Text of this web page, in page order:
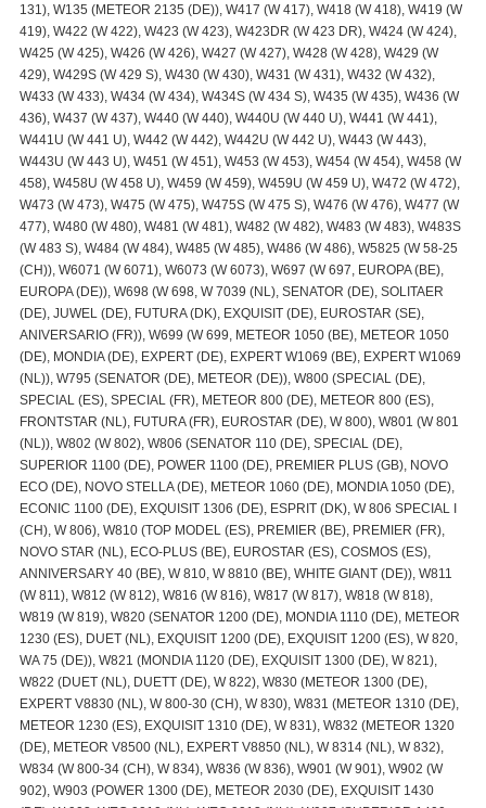
131), W135 (METEOR 2135 (DE)), W417 (W 417), W418 (W 418), W419 (W
419), W422 (W 422), W423 (W 423), W423DR (W 423 DR), W424 (W 424),
W425 (W 425), W426 (W 426), W427 (W 427), W428 (W 428), W429 (W
429), W429S (W 429 S), W430 (W 430), W431 (W 431), W432 (W 432),
W433 (W 433), W434 (W 434), W434S (W 434 S), W435 (W 435), W436 (W
436), W437 (W 437), W440 (W 440), W440U (W 440 U), W441 (W 441),
W441U (W 441 U), W442 (W 442), W442U (W 442 U), W443 (W 443),
W443U (W 443 U), W451 (W 451), W453 (W 453), W454 (W 454), W458 (W
458), W458U (W 458 U), W459 (W 459), W459U (W 459 U), W472 (W 472),
W473 (W 473), W475 (W 475), W475S (W 475 S), W476 (W 476), W477 (W
477), W480 (W 480), W481 (W 481), W482 (W 482), W483 (W 483), W483S
(W 483 S), W484 (W 484), W485 (W 485), W486 (W 486), W5825 (W 58-25
(CH)), W6071 (W 6071), W6073 (W 6073), W697 (W 697, EUROPA (BE),
EUROPA (DE)), W698 (W 698, W 7039 (NL), SENATOR (DE), SOLITAER
(DE), JUWEL (DE), FUTURA (DK), EXQUISIT (DE), EUROSTAR (SE),
ANIVERSARIO (FR)), W699 (W 699, METEOR 1050 (BE), METEOR 1050
(DE), MONDIA (DE), EXPERT (DE), EXPERT W1069 (BE), EXPERT W1069
(NL)), W795 (SENATOR (DE), METEOR (DE)), W800 (SPECIAL (DE),
SPECIAL (ES), SPECIAL (FR), METEOR 800 (DE), METEOR 800 (ES),
FRONTSTAR (NL), FUTURA (FR), EUROSTAR (DE), W 800), W801 (W 801
(NL)), W802 (W 802), W806 (SENATOR 110 (DE), SPECIAL (DE),
SUPERIOR 1100 (DE), POWER 1100 (DE), PREMIER PLUS (GB), NOVO
ECO (DE), NOVO STELLA (DE), METEOR 1060 (DE), MONDIA 1050 (DE),
ECONIC 1100 (DE), EXQUISIT 1306 (DE), ESPRIT (DK), W 806 SPECIAL I
(CH), W 806), W810 (TOP MODEL (ES), PREMIER (BE), PREMIER (FR),
NOVO STAR (NL), ECO-PLUS (BE), EUROSTAR (ES), COSMOS (ES),
ANNIVERSARY 40 (BE), W 810, W 8810 (BE), WHITE GIANT (DE)), W811
(W 811), W812 (W 812), W816 (W 816), W817 (W 817), W818 (W 818),
W819 (W 819), W820 (SENATOR 1200 (DE), MONDIA 1110 (DE), METEOR
1230 (ES), DUET (NL), EXQUISIT 1200 (DE), EXQUISIT 1200 (ES), W 820,
WA 75 (DE)), W821 (MONDIA 1120 (DE), EXQUISIT 1300 (DE), W 821),
W822 (DUET (NL), DUETT (DE), W 822), W830 (METEOR 1300 (DE),
EXPERT V8830 (NL), W 800-30 (CH), W 830), W831 (METEOR 1310 (DE),
METEOR 1230 (ES), EXQUISIT 1310 (DE), W 831), W832 (METEOR 1320
(DE), METEOR V8500 (NL), EXPERT V8850 (NL), W 8314 (NL), W 832),
W834 (W 800-34 (CH), W 834), W836 (W 836), W901 (W 901), W902 (W
902), W903 (POWER 1300 (DE), METEOR 2030 (DE), EXQUISIT 1430